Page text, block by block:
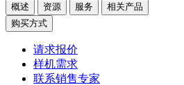
概述 资源 服务
相关产品
购买方式
请求报价
样机需求
联系销售专家